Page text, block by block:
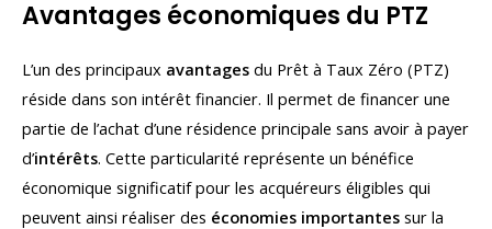
Avantages économiques du PTZ
L’un des principaux avantages du Prêt à Taux Zéro (PTZ)
réside dans son intérêt financier. Il permet de financer une
partie de l’achat d’une résidence principale sans avoir à payer
d’intérêts. Cette particularité représente un bénéfice
économique significatif pour les acquéreurs éligibles qui
peuvent ainsi réaliser des économies importantes sur la